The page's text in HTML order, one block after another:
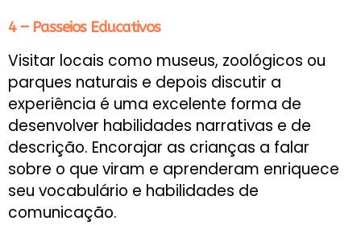
4 – Passeios Educativos
Visitar locais como museus, zoológicos ou
parques naturais e depois discutir a
experiência é uma excelente forma de
desenvolver habilidades narrativas e de
descrição. Encorajar as crianças a falar
sobre o que viram e aprenderam enriquece
seu vocabulário e habilidades de
comunicação.